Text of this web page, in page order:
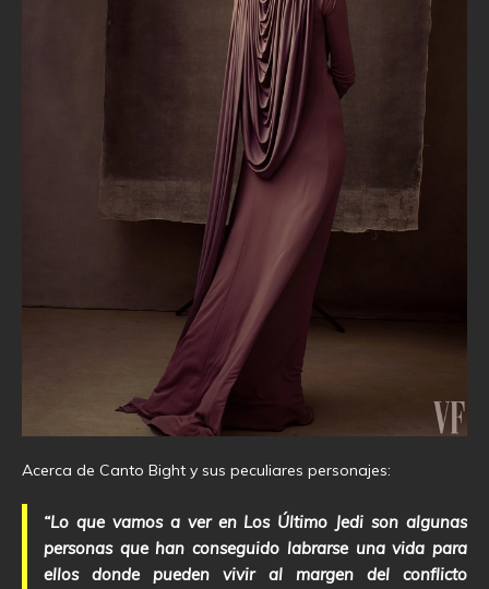
Acerca de Canto Bight y sus peculiares personajes:
“Lo que vamos a ver en Los Último Jedi son algunas
personas que han conseguido labrarse una vida para
ellos donde pueden vivir al margen del conflicto